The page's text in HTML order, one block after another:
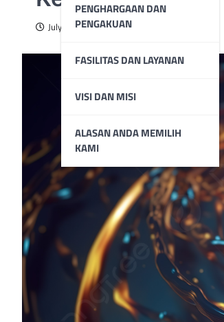
PENGHARGAAN DAN
PENGAKUAN
FASILITAS DAN LAYANAN
VISI DAN MISI
ALASAN ANDA MEMILIH
KAMI
July 25, 2025